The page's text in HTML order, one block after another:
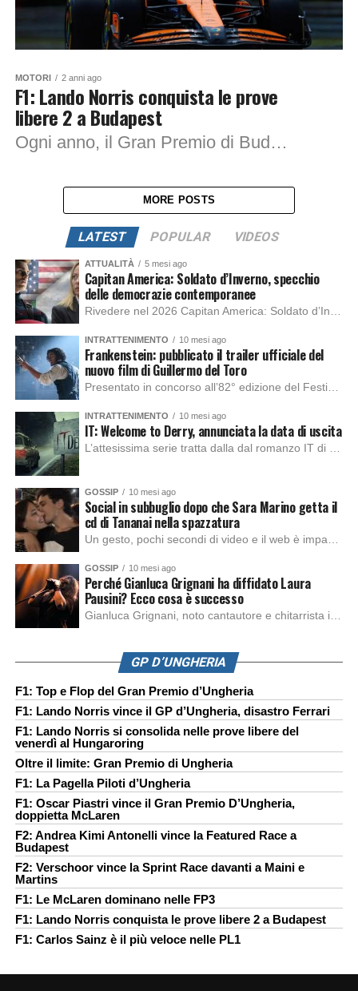
MOTORI 2 anni ago
F1: Lando Norris conquista le prove
libere 2 a Budapest
Ogni anno, il Gran Premio di Budapest segna la fine della prima parte della stagione di Formula 1, offrendo ai team e ai piloti una pausa...
MORE POSTS
LATEST POPULAR VIDEOS
ATTUALITÀ 5 mesi ago
Capitan America: Soldato d’Inverno, specchio
delle democrazie contemporanee
INTRATTENIMENTO 10 mesi ago
Frankenstein: pubblicato il trailer ufficiale del
nuovo film di Guillermo del Toro
INTRATTENIMENTO 10 mesi ago
IT: Welcome to Derry, annunciata la data di uscita
GOSSIP 10 mesi ago
Social in subbuglio dopo che Sara Marino getta il
cd di Tananai nella spazzatura
GOSSIP 10 mesi ago
Perché Gianluca Grignani ha diffidato Laura
Pausini? Ecco cosa è successo
GP D’UNGHERIA
F1: Top e Flop del Gran Premio d’Ungheria
F1: Lando Norris vince il GP d’Ungheria, disastro Ferrari
F1: Lando Norris si consolida nelle prove libere del
venerdì al Hungaroring
Oltre il limite: Gran Premio di Ungheria
F1: La Pagella Piloti d’Ungheria
F1: Oscar Piastri vince il Gran Premio D’Ungheria,
doppietta McLaren
F2: Andrea Kimi Antonelli vince la Featured Race a
Budapest
F2: Verschoor vince la Sprint Race davanti a Maini e
Martins
F1: Le McLaren dominano nelle FP3
F1: Lando Norris conquista le prove libere 2 a Budapest
F1: Carlos Sainz è il più veloce nelle PL1